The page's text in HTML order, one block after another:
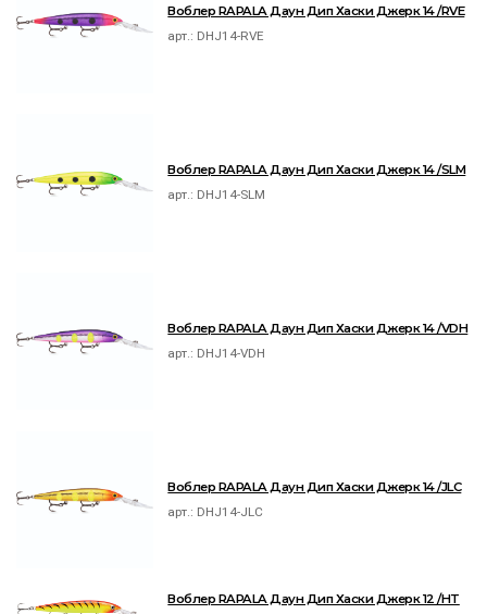
Воблер RAPALA Даун Дип Хаски Джерк 14 /RVE
арт.: DHJ14-RVE
Воблер RAPALA Даун Дип Хаски Джерк 14 /SLM
арт.: DHJ14-SLM
Воблер RAPALA Даун Дип Хаски Джерк 14 /VDH
арт.: DHJ14-VDH
Воблер RAPALA Даун Дип Хаски Джерк 14 /JLC
арт.: DHJ14-JLC
Воблер RAPALA Даун Дип Хаски Джерк 12 /HT